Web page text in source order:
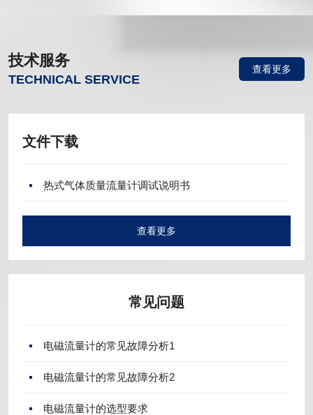
技术服务
TECHNICAL SERVICE
查看更多
文件下载
热式气体质量流量计调试说明书
查看更多
常见问题
电磁流量计的常见故障分析1
电磁流量计的常见故障分析2
电磁流量计的选型要求